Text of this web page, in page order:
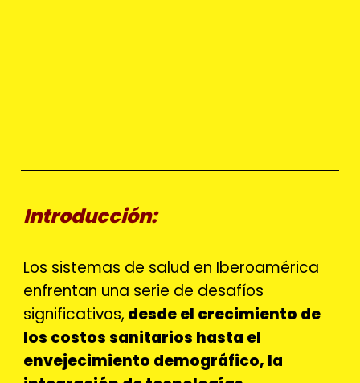
Introducción:
Los sistemas de salud en Iberoamérica
enfrentan una serie de desafíos
significativos, desde el crecimiento de
los costos sanitarios hasta el
envejecimiento demográfico, la